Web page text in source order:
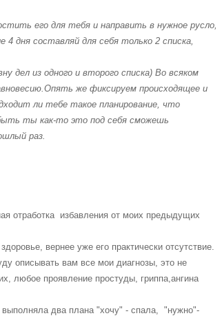
его для тебя и направить в нужное русло,
4 дня составляй для себя только 2 списка,
дел из одного и второго списка) Во всяком
Опять же фиксируем происходящее и
ли тебе такое планирование, что
ты как-то это под себя сможешь
раз.
отработка избавления от моих предыдущих
вернее уже его практически отсутствие.
описывать вам все мои диагнозы, это не
любое проявление простуды, гриппа,ангина
два плана "хочу" - спала, "нужно"-